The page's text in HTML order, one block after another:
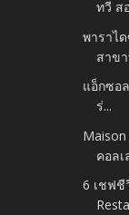
ทวี ส
พาราไ
สาข
แอ็กซอ
ร่...
คอลเ
6 เชฟชี